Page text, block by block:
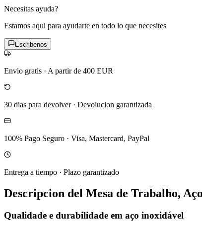
Necesitas ayuda?
Estamos aqui para ayudarte en todo lo que necesites
Escribenos
Envio gratis · A partir de 400 EUR
30 dias para devolver· Devolucion garantizada
100% Pago Seguro · Visa, Mastercard, PayPal
Entrega a tiempo · Plazo garantizado
Descripcion del Mesa de Trabalho,
Qualidade e durabilidade em aço inoxidável